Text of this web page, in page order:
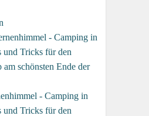
- Camping in
und Tricks für den